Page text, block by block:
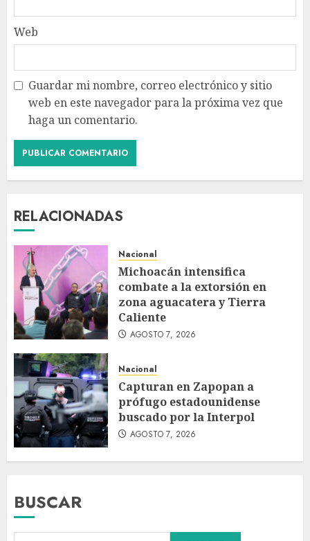
Web
Guardar mi nombre, correo electrónico y sitio
web en este navegador para la próxima vez que
haga un comentario.
RELACIONADAS
Nacional
Michoacán intensifica
combate a la extorsión en
zona aguacatera y Tierra
Caliente
AGOSTO 7, 2026
Nacional
Capturan en Zapopan a
prófugo estadounidense
buscado por la Interpol
AGOSTO 7, 2026
BUSCAR
Declaran accidental la muerte